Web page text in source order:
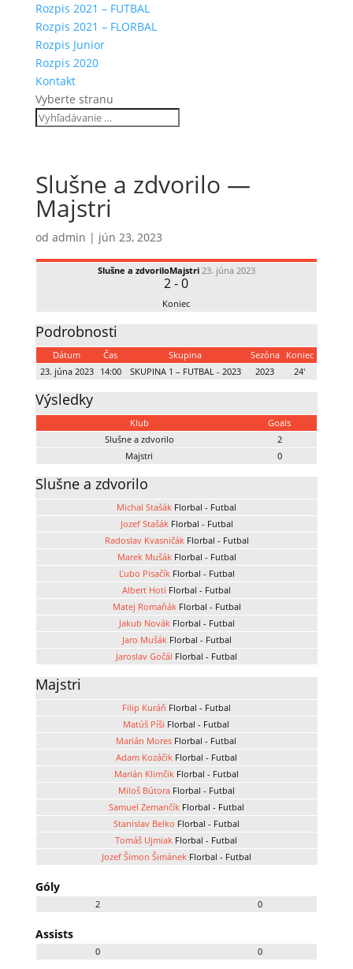
Rozpis 2021 – FUTBAL
Rozpis 2021 – FLORBAL
Rozpis Junior
Rozpis 2020
Kontakt
Vyberte stranu
Slušne a zdvorilo —
Majstri
od admin | jún 23, 2023
Slušne a zdvoriloMajstri 23. júna 2023
2-0
Koniec
Podrobnosti
Dátum Čas Skupina Sezóna
Koniec
23. júna 2023
14:00 SKUPINA 1 – FUTBAL - 2023 2023 24'
Výsledky
Klub
Goals
Slušne a zdvorilo
2
Majstri
0
Slušne a zdvorilo
Michal Stašák Florbal - Futbal
Jozef Stašák Florbal - Futbal
Radoslav Kvasničák Florbal - Futbal
Marek Mušák Florbal - Futbal
Ľubo Pisačík Florbal - Futbal
Albert Hoti Florbal - Futbal
Matej Romaňák Florbal - Futbal
Jakub Novák Florbal - Futbal
Jaro Mušák Florbal - Futbal
Jaroslav Gočál Florbal - Futbal
Majstri
Filip Kuráň Florbal - Futbal
Matúš Píši Florbal - Futbal
Marián Mores Florbal - Futbal
Adam Kozáčik Florbal - Futbal
Marián Klimčik Florbal - Futbal
Miloš Bútora Florbal - Futbal
Samuel Zemančík Florbal - Futbal
Stanislav Belko Florbal - Futbal
Tomáš Ujmiak Florbal - Futbal
Jozef Šimon Šimánek Florbal - Futbal
Góly
2 0
Assists
0 0